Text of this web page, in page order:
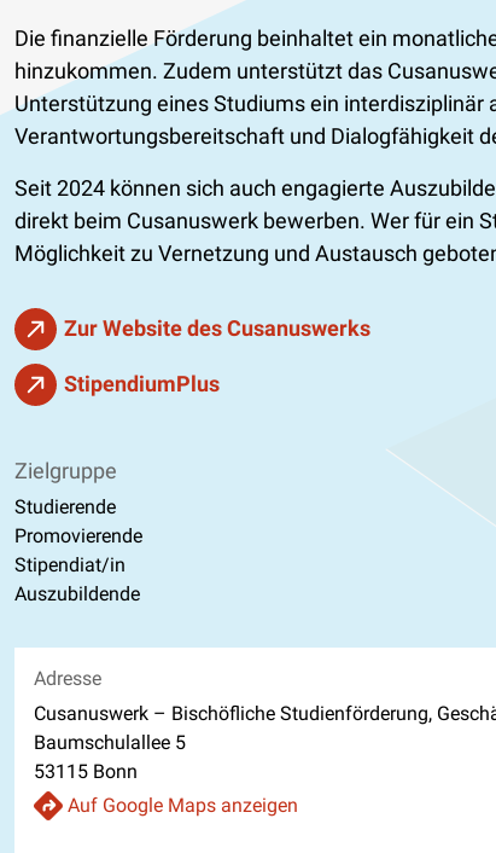
Die finanzielle Förderung beinhaltet ein
hinzukommen. Zudem unterstützt das
Unterstützung eines Studiums ein
Verantwortungsbereitschaft und Dialogfähigkeit
Seit 2024 können sich auch engagierte
direkt beim Cusanuswerk bewerben. Wer für ein
Möglichkeit zu Vernetzung und Austausch
Zur Website des Cusanuswerks
StipendiumPlus
Zielgruppe
Studierende
Promovierende
Stipendiat/in
Auszubildende
Adresse
Cusanuswerk – Bischöfliche Studienförderung,
Baumschulallee 5
53115 Bonn
Auf Google Maps anzeigen